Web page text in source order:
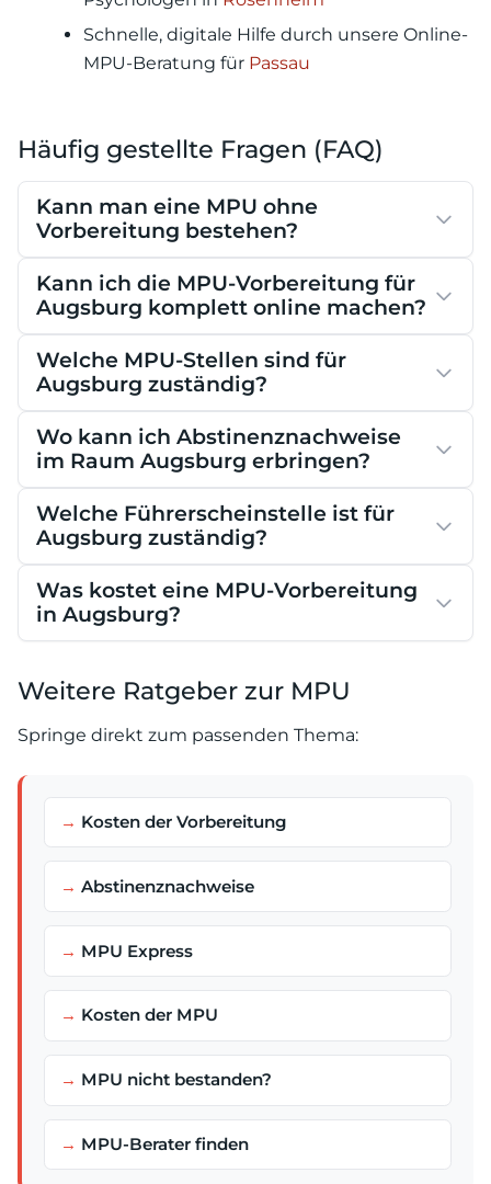
Schnelle, digitale Hilfe durch unsere Online-
MPU-Beratung für Passau
Häufig gestellte Fragen (FAQ)
Kann man eine MPU ohne
Vorbereitung bestehen?
Kann ich die MPU-Vorbereitung für
Augsburg komplett online machen?
Welche MPU-Stellen sind für
Augsburg zuständig?
Wo kann ich Abstinenznachweise
im Raum Augsburg erbringen?
Welche Führerscheinstelle ist für
Augsburg zuständig?
Was kostet eine MPU-Vorbereitung
in Augsburg?
Weitere Ratgeber zur MPU
Springe direkt zum passenden Thema:
Kosten der Vorbereitung
Abstinenznachweise
MPU Express
Kosten der MPU
MPU nicht bestanden?
MPU-Berater finden